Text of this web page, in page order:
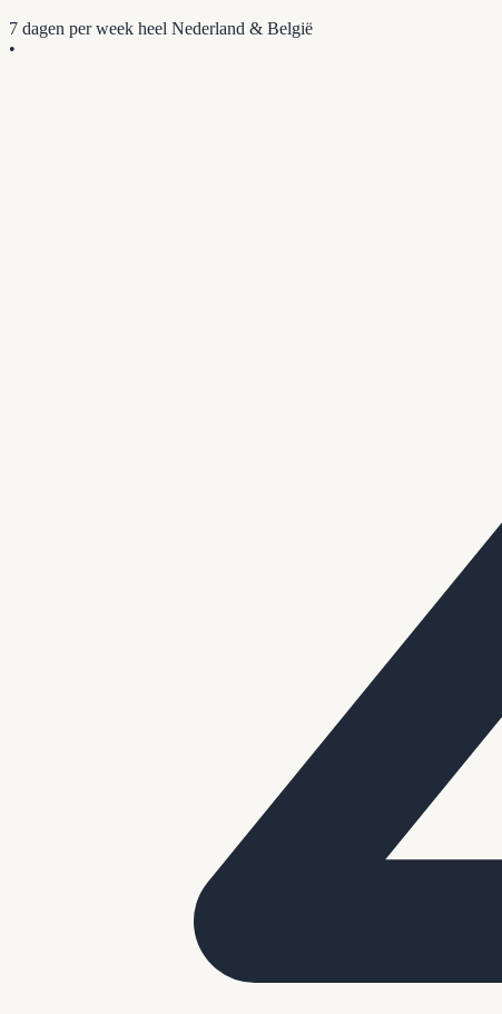
7 dagen per week heel Nederland & België
•